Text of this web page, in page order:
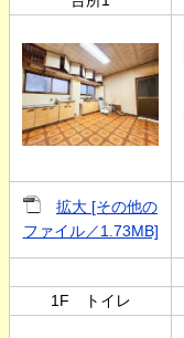
拡大 [その他の
ファイル／1.73MB]
1F トイレ